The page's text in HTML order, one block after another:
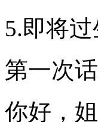
5.即将
第一次话
你好，